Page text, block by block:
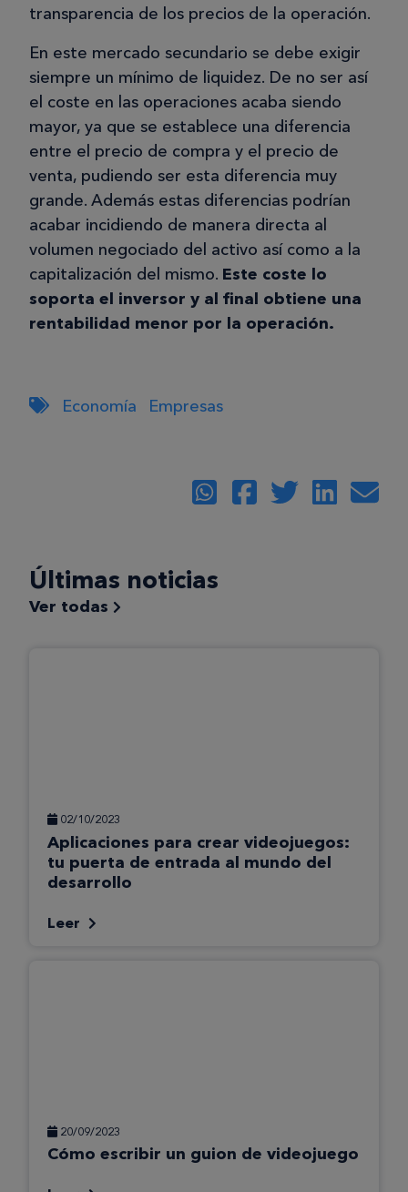
transparencia de los precios de la operación.
En este mercado secundario se debe exigir
siempre un mínimo de liquidez. De no ser así
el coste en las operaciones acaba siendo
mayor, ya que se establece una diferencia
entre el precio de compra y el precio de
venta, pudiendo ser esta diferencia muy
grande. Además estas diferencias podrían
acabar incidiendo de manera directa al
volumen negociado del activo así como a la
capitalización del mismo. Este coste lo
soporta el inversor y al final obtiene una
rentabilidad menor por la operación.
Economía Empresas
Últimas noticias
Ver todas
02/10/2023
Aplicaciones para crear videojuegos:
tu puerta de entrada al mundo del
desarrollo
Leer
20/09/2023
Cómo escribir un guion de videojuego